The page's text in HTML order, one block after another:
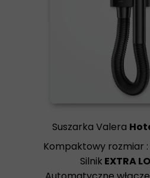
Suszarka Valera
Kompaktowy rozmiar
Silnik EXTRA